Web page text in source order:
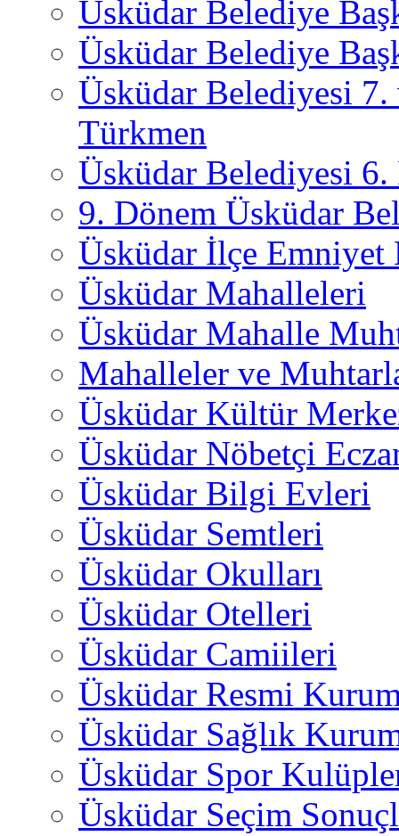
Üsküdar Belediye
Üsküdar Belediye
Üsküdar Belediyesi
Türkmen
Üsküdar Belediyesi 6.
9. Dönem Üsküdar
Üsküdar İlçe
Üsküdar Mahalleleri
Üsküdar Mahalle
Mahalleler ve
Üsküdar Kültür
Üsküdar Nöbetçi
Üsküdar Bilgi Evleri
Üsküdar Semtleri
Üsküdar Okulları
Üsküdar Otelleri
Üsküdar Camiileri
Üsküdar Resmi
Üsküdar Sağlık
Üsküdar Spor
Üsküdar Seçim